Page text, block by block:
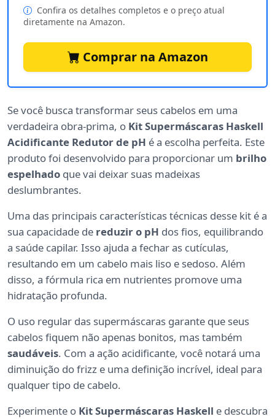
Confira os detalhes completos e o preço atual
diretamente na Amazon.
Comprar na Amazon
Se você busca transformar seus cabelos em uma
verdadeira obra-prima, o Kit Supermáscaras Haskell
Acidificante Redutor de pH é a escolha perfeita. Este
produto foi desenvolvido para proporcionar um brilho
espelhado que vai deixar suas madeixas
deslumbrantes.
Uma das principais características técnicas desse kit é a
sua capacidade de reduzir o pH dos fios, equilibrando
a saúde capilar. Isso ajuda a fechar as cutículas,
resultando em um cabelo mais liso e sedoso. Além
disso, a fórmula rica em nutrientes promove uma
hidratação profunda.
O uso regular das supermáscaras garante que seus
cabelos fiquem não apenas bonitos, mas também
saudáveis. Com a ação acidificante, você notará uma
diminuição do frizz e uma definição incrível, ideal para
qualquer tipo de cabelo.
Experimente o Kit Supermáscaras Haskell e descubra